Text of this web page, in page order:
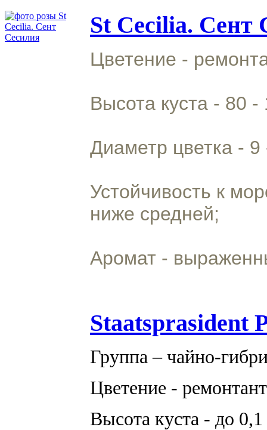
St Cecilia. Сент
Цветение -
Высота куста - 80 -
Диаметр цветка -
Устойчивость к
ниже средней;
Аромат -
Staatsprasident
Группа – чайно-
Цветение -
Высота куста - до